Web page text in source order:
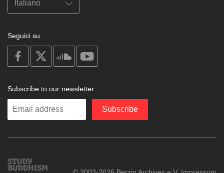
Seguici su
on
facebook
soundcloud
Subscribe to our newsletter
Enter
Subscribe
Study